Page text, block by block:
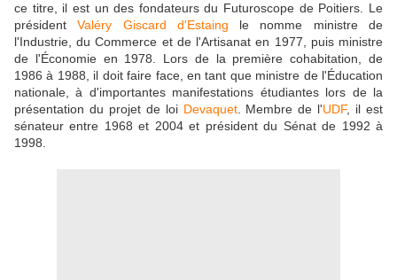
ce titre, il est un des fondateurs du Futuroscope de Poitiers. Le
présidentValéry Giscard d'Estaing le nomme ministre de
l'Industrie, du Commerce et de l'Artisanat en 1977, puis ministre
de l'Économie en 1978. Lors de la première cohabitation, de
1986 à 1988, il doit faire face, en tant que ministre de l'Éducation
nationale, à d'importantes manifestations étudiantes lors de la
présentation du projet de loi Devaquet. Membre de l'UDF, il est
sénateur entre 1968 et 2004 et président du Sénat de 1992 à
1998.